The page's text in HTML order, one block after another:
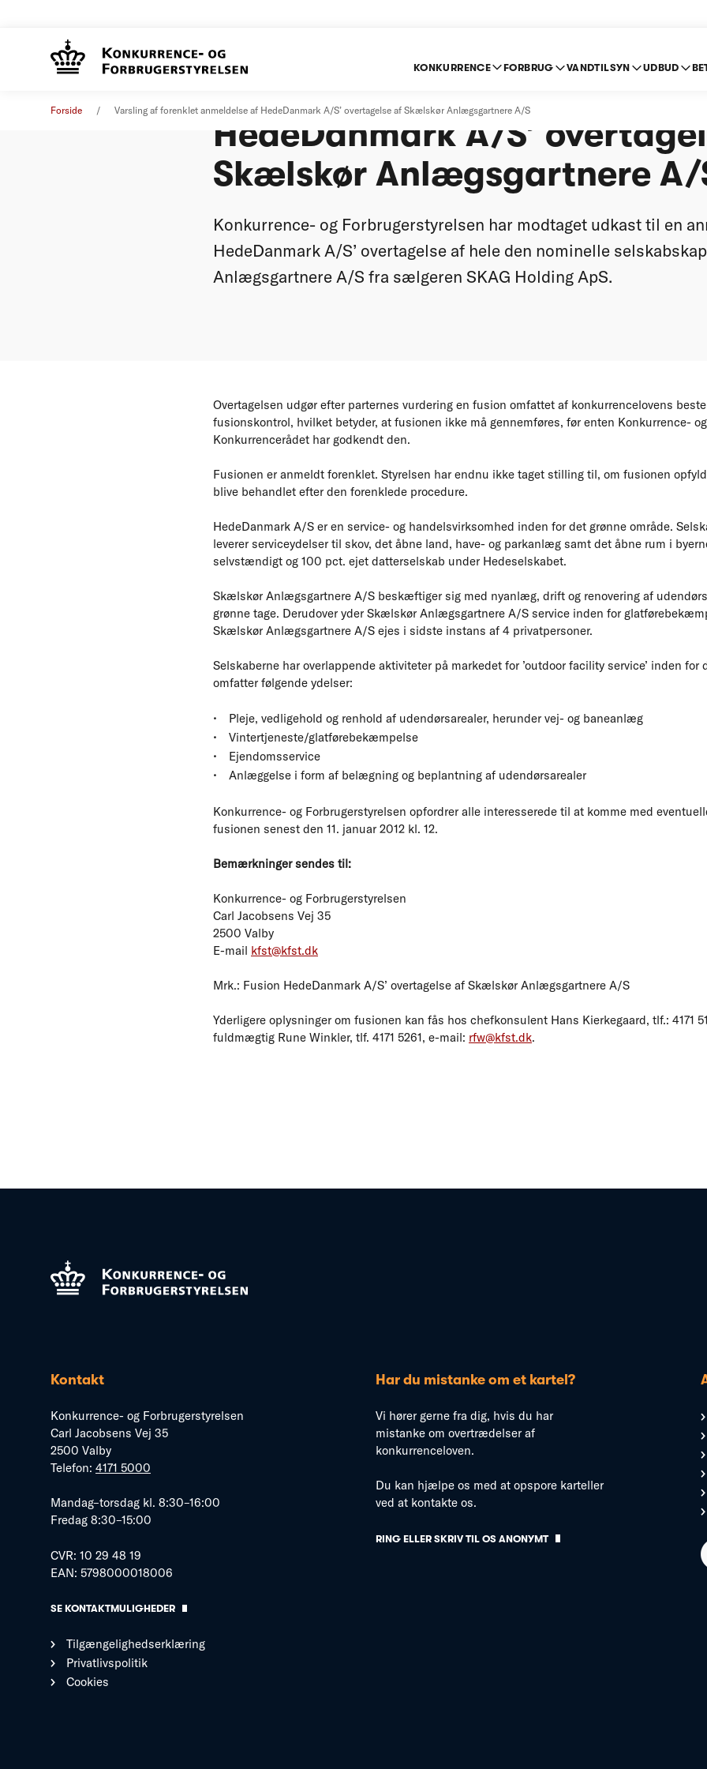
KONKURRENCE FORBRUG VANDTILSYN UDBUD
Forside Varsling af forenklet anmeldelse af HedeDanmark A/S’ overtagelse af Skælskør Anlægsgartnere A/S
HedeDanmark A/S’
Skælskør Anlægsgartnere A/
Konkurrence- og Forbrugerstyrelsen har modtaget udkast til en
HedeDanmark A/S’ overtagelse af hele den nominelle
Anlægsgartnere A/S fra sælgeren SKAG Holding ApS.
Overtagelsen udgør efter parternes vurdering en fusion omfattet af konkurrencelovens
fusionskontrol, hvilket betyder, at fusionen ikke må gennemføres, før enten Konkurrence-
Konkurrencerådet har godkendt den.
Fusionen er anmeldt forenklet. Styrelsen har endnu ikke taget stilling til, om fusionen
blive behandlet efter den forenklede procedure.
HedeDanmark A/S er en service- og handelsvirksomhed inden for det grønne område.
leverer serviceydelser til skov, det åbne land, have- og parkanlæg samt det åbne rum i
selvstændigt og 100 pct. ejet datterselskab under Hedeselskabet.
Skælskør Anlægsgartnere A/S beskæftiger sig med nyanlæg, drift og renovering af
grønne tage. Derudover yder Skælskør Anlægsgartnere A/S service inden for
Skælskør Anlægsgartnere A/S ejes i sidste instans af 4 privatpersoner.
Selskaberne har overlappende aktiviteter på markedet for ’outdoor facility service’ inden for
omfatter følgende ydelser:
Pleje, vedligehold og renhold af udendørsarealer, herunder vej- og baneanlæg
Vintertjeneste/glatførebekæmpelse
Ejendomsservice
Anlæggelse i form af belægning og beplantning af udendørsarealer
Konkurrence- og Forbrugerstyrelsen opfordrer alle interesserede til at komme med
fusionen senest den 11. januar 2012 kl. 12.
Bemærkninger sendes til:
Konkurrence- og Forbrugerstyrelsen
Carl Jacobsens Vej 35
2500 Valby
E-mail kfst@kfst.dk
Mrk.: Fusion HedeDanmark A/S’ overtagelse af Skælskør Anlægsgartnere A/S
Yderligere oplysninger om fusionen kan fås hos chefkonsulent Hans Kierkegaard, tlf.: 4171
fuldmægtig Rune Winkler, tlf. 4171 5261, e-mail: rfw@kfst.dk.
Kontakt
Konkurrence- og Forbrugerstyrelsen
Carl Jacobsens Vej 35
2500 Valby
Telefon: 4171 5000
Mandag–torsdag kl. 8:30–16:00
Fredag 8:30–15:00
CVR: 10 29 48 19
EAN: 5798000018006
SE KONTAKTMULIGHEDER
Tilgængelighedserklæring
Privatlivspolitik
Cookies
Har du mistanke om et kartel?
Vi hører gerne fra dig, hvis du har
mistanke om overtrædelser af
konkurrenceloven.
Du kan hjælpe os med at opspore karteller
ved at kontakte os.
RING ELLER SKRIV TIL OS ANONYMT